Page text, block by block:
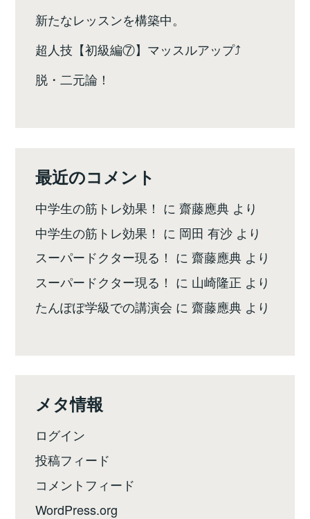
新たなレッスンを構築中。
超人技【初級編⑦】マッスルアップ⤴️
脱・二元論！
最近のコメント
中学生の筋トレ効果！ に齋藤應典 より
中学生の筋トレ効果！ に 岡田 有沙 より
スーパードクター現る！ に齋藤應典 より
スーパードクター現る！ に 山崎隆正 より
たんぽぽ学級での講演会 に齋藤應典 より
メタ情報
ログイン
投稿フィード
コメントフィード
WordPress.org